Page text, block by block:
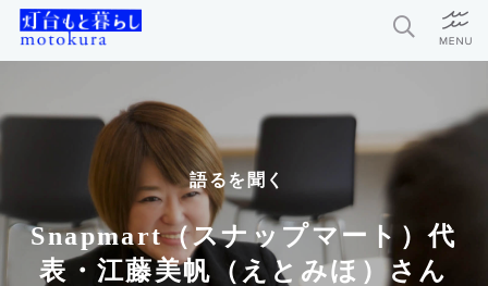
語るを聞く
Snapmart（スナップマート）代
表・江藤美帆（えとみほ）さん
新着記事
今月の編集部おすすめ
探求者